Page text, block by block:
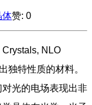
体赞: 0
NLO
独特性质的材料。
光的电场表现出非